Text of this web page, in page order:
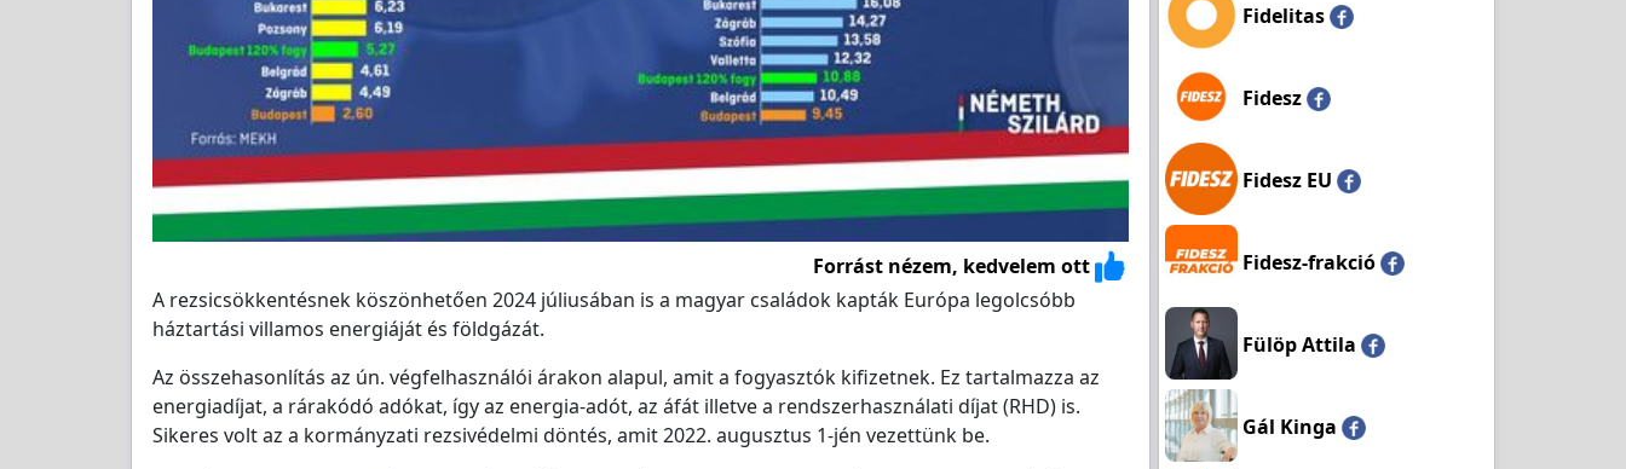
Forrást nézem, kedvelem ott
A rezsicsökkentésnek köszönhetően 2024 júliusában is a magyar családok kapták Európa legolcsóbb
háztartási villamos energiáját és földgázát.
Az összehasonlítás az ún. végfelhasználói árakon alapul, amit a fogyasztók kifizetnek. Ez tartalmazza az
energiadíjat, a rárakódó adókat, így az energia-adót, az áfát illetve a rendszerhasználati díjat (RHD) is.
Sikeres volt az a kormányzati rezsivédelmi döntés, amit 2022. augusztus 1-jén vezettünk be.
Fidelitas
Fidesz
Fidesz EU
Fidesz-frakció
Fülöp Attila
Gál Kinga